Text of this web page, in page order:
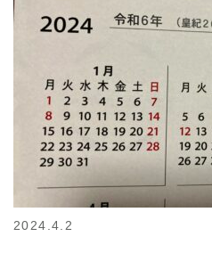
2024.4.2